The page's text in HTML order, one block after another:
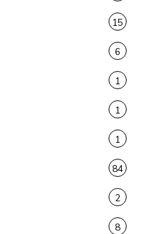
15
6
1
1
1
84
2
8